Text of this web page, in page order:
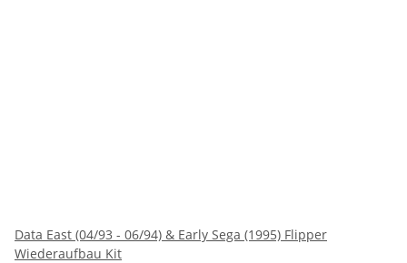
Data East (04/93 - 06/94) & Early Sega (1995) Flipper
Wiederaufbau Kit